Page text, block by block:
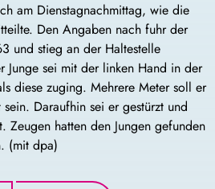
am Dienstagnachmittag, wie die
Den Angaben nach fuhr der
und stieg an der Haltestelle
Junge sei mit der linken Hand in der
diese zuging. Mehrere Meter soll er
Daraufhin sei er gestürzt und
Zeugen hatten den Jungen gefunden
(mit dpa)